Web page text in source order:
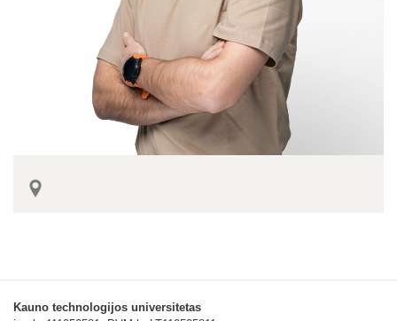
Kauno technologijos universitetas